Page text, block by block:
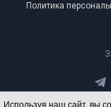
Используя наш сайт, вы
Политика